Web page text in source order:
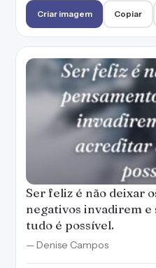
Criar imagem Copiar
Ser feliz é não deixar
negativos invadirem
tudo é possível.
— Denise Campos